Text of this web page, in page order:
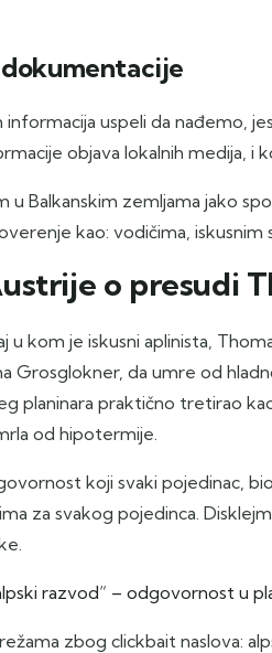
uspeli da nađemo,
objava lokalnih medija, i
u Balkanskim zemljama jako
kao: vodičima, iskusnim
o presudi
u kom je iskusni aplinista,
Grosglokner, da umre od
planinara praktično tretirao
od hipotermije.
koji svaki pojedinac,
za svakog pojedinca.
razvod“ – odgovornost u
zbog clickbait naslova: